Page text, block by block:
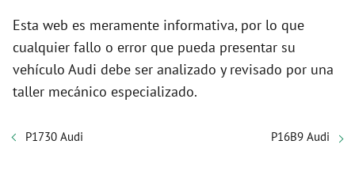
Esta web es meramente informativa, por lo que
cualquier fallo o error que pueda presentar su
vehículo Audi debe ser analizado y revisado por una
taller mecánico especializado.
P1730 Audi P16B9 Audi